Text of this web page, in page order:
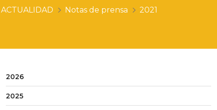
ACTUALIDAD Notas de prensa 2021
2026
2025